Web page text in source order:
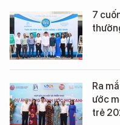
7
Ra
ước
trẻ